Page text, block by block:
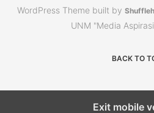
WordPress Theme built by
UNM "Media
BACK TO
Exit mobile